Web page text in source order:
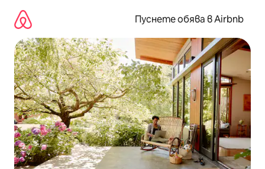
съдържанието
Пуснете обява в Airbnb